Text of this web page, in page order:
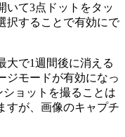
いて3点ドットをタッ
択することで有効にで
大で1週間後に消える
ジモードが有効になっ
ショットを撮ることは
すが、画像のキャプチ